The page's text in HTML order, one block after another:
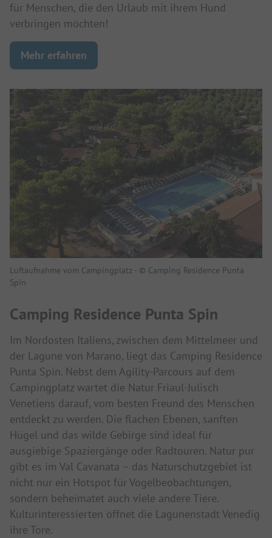
für Menschen, die den Urlaub mit ihrem Hund
verbringen möchten!
Mehr erfahren
Luftaufnahme vom Campingplatz - © Camping Residence Punta
Spin
Camping Residence Punta Spin
Im Nordosten Italiens, zwischen dem Mittelmeer und
der Lagune von Marano, liegt das Camping Residence
Punta Spin. Nebst dem Agility-Parcours auf dem
Campingplatz wartet die Natur Friaul-Julisch
Venetiens darauf, vom besten Freund des Menschen
entdeckt zu werden. Die flachen Ebenen, sanften
Hügel und das wilde Gebirge sind ideal für
ausgiebige Spaziergänge oder Radtouren. Natur pur
gibt es im Val Cavanata – das Naturschutzgebiet ist
nicht nur ein Hotspot für Vogelbeobachtungen,
sondern beheimatet auch viele andere Tiere.
Kulturinteressierten öffnet die Lagunenstadt Venedig
ihre Tore.